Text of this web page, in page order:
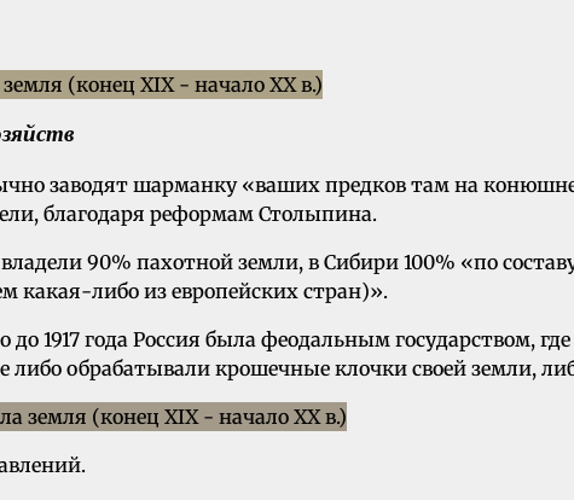
заводят шарманку «ваших предков там на
благодаря реформам Столыпина.
90% пахотной земли, в Сибири 100% «по
какая-либо из европейских стран)».
1917 года Россия была феодальным государством,
либо обрабатывали крошечные клочки своей земли,